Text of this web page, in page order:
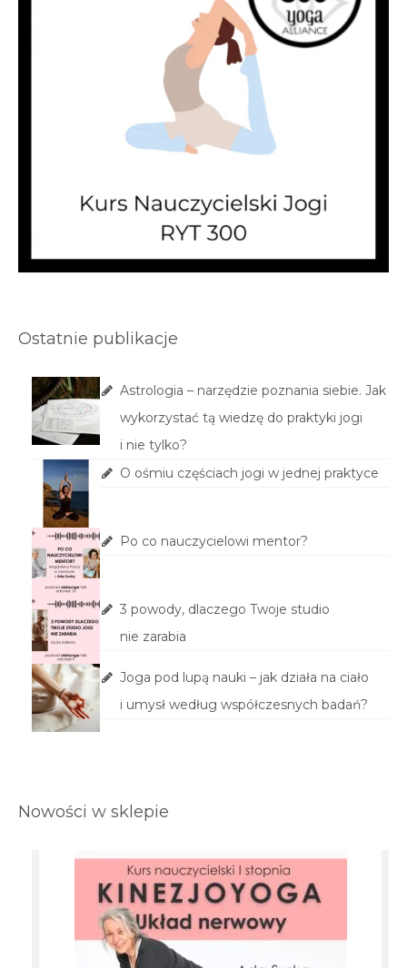
Ostatnie publikacje
Astrologia – narzędzie poznania siebie. Jak
wykorzystać tą wiedzę do praktyki jogi
i nie tylko?
O ośmiu częściach jogi w jednej praktyce
Po co nauczycielowi mentor?
3 powody, dlaczego Twoje studio
nie zarabia
Joga pod lupą nauki – jak działa na ciało
i umysł według współczesnych badań?
Nowości w sklepie